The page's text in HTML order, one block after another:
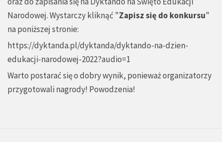
Narodowej. Wystarczy kliknąć "Zapisz się do konkursu"
na poniższej stronie:
https://dyktanda.pl/dyktanda/dyktando-na-dzien-
edukacji-narodowej-2022?audio=1
Warto postarać się o dobry wynik, ponieważ organizatorzy
przygotowali nagrody! Powodzenia!